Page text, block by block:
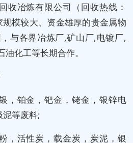
收冶炼有限公司（回收热线：
模较大、资金雄厚的贵金属物
与各界冶炼厂,矿山厂,电镀厂,
化工等长期合作。
，铂金，钯金，铑金，银锌电
泥等废料;
，活性炭，载金炭，炭泥，银